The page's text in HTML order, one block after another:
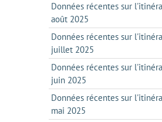
Données récentes sur
août 2025
Données récentes sur
juillet 2025
Données récentes sur
juin 2025
Données récentes sur
mai 2025